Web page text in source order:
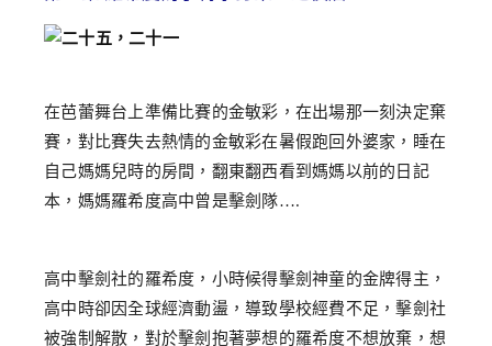
在芭蕾舞台上準備比賽的金敏彩，在出場那一刻決定棄
賽，對比賽失去熱情的金敏彩在暑假跑回外婆家，睡在
自己媽媽兒時的房間，翻東翻西看到媽媽以前的日記
本，媽媽羅希度高中曾是擊劍隊….
高中擊劍社的羅希度，小時候得擊劍神童的金牌得主，
高中時卻因全球經濟動盪，導致學校經費不足，擊劍社
被強制解散，對於擊劍抱著夢想的羅希度不想放棄，想